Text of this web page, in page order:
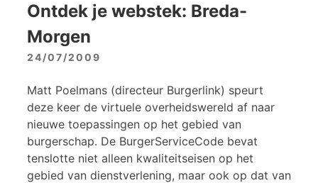
Ontdek je webstek: Breda-
Morgen
24/07/2009
Matt Poelmans (directeur Burgerlink) speurt
deze keer de virtuele overheidswereld af naar
nieuwe toepassingen op het gebied van
burgerschap. De BurgerServiceCode bevat
tenslotte niet alleen kwaliteitseisen op het
gebied van dienstverlening, maar ook op dat van